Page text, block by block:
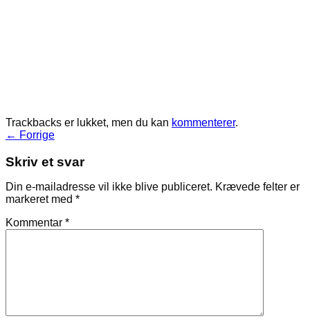
Trackbacks er lukket, men du kan kommenterer.
← Forrige
Skriv et svar
Din e-mailadresse vil ikke blive publiceret. Krævede felter er
markeret med *
Kommentar *